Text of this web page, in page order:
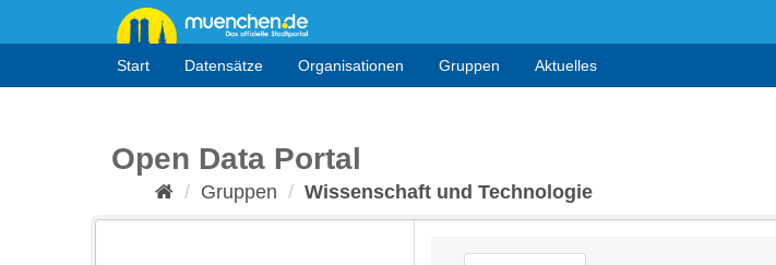
Start Datensätze Organisationen Gruppen Aktuelles
Open Data Portal
Gruppen Wissenschaft und Technologie